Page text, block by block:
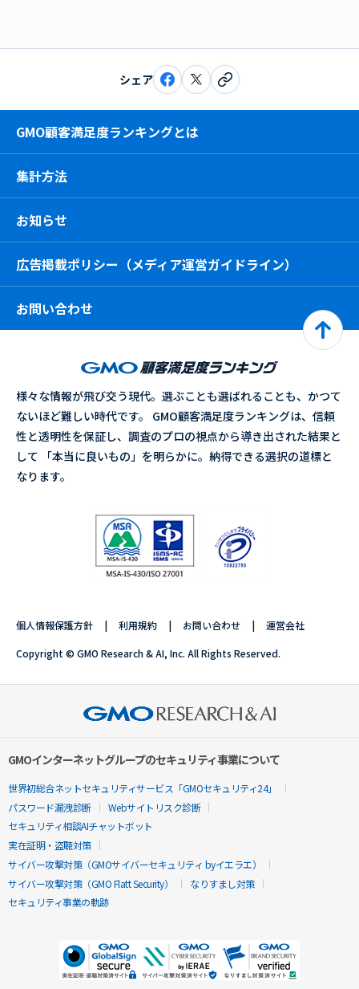
シェア
GMO顧客満足度ランキングとは
集計方法
お知らせ
広告掲載ポリシー（メディア運営ガイドライン）
お問い合わせ
様々な情報が飛び交う現代。選ぶことも選ばれることも、かつて
ないほど難しい時代です。 GMO顧客満足度ランキングは、信頼
性と透明性を保証し、調査のプロの視点から導き出された結果と
して 「本当に良いもの」を明らかに。納得できる選択の道標と
なります。
個人情報保護方針 利用規約 お問い合わせ 運営会社
Copyright © GMO Research & AI, Inc. All Rights Reserved.
GMOインターネットグループのセキュリティ事業について
世界初総合ネットセキュリティサービス「GMOセキュリティ24」
パスワード漏洩診断
Webサイトリスク診断
セキュリティ相談AIチャットボット
実在証明・盗聴対策
サイバー攻撃対策（GMOサイバーセキュリティ byイエラエ）
サイバー攻撃対策（GMO Flatt Security）
なりすまし対策
セキュリティ事業の軌跡